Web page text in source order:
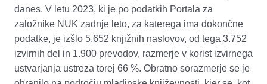
danes. V letu 2023, ki je po podatkih Portala za
založnike NUK zadnje leto, za katerega ima dokončne
podatke, je izšlo 5.652 knjižnih naslovov, od tega 3.752
izvirnih del in 1.900 prevodov, razmerje v korist izvirnega
ustvarjanja ustreza torej 66 %. Obratno sorazmerje se je